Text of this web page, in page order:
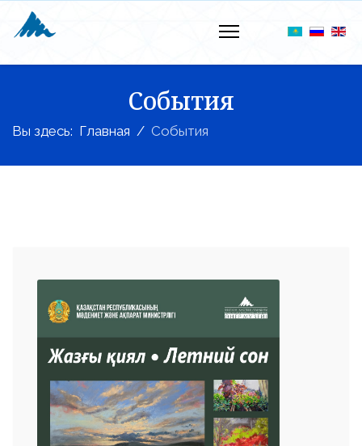
События
Вы здесь: Главная События